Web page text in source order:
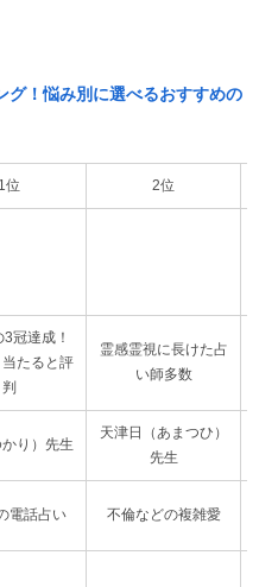
グ！悩み別に選べるおすすめの
1位 2位
冠達成！
たると評
判
霊感霊視に長けた占
い師多数
り）先生
天津日（あまつひ）
先生
電話占い 不倫などの複雑愛